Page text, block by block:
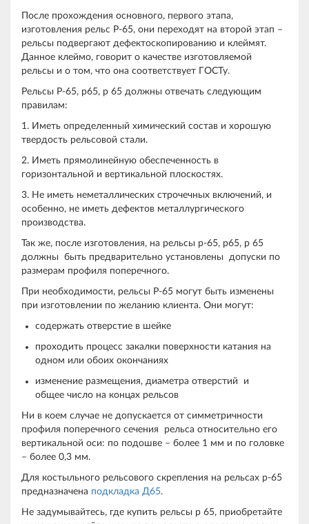
После прохождения основного, первого этапа,
изготовления рельс Р-65, они переходят на второй этап –
рельсы подвергают дефектоскопированию и клеймят.
Данное клеймо, говорит о качестве изготовляемой
рельсы и о том, что она соответствует ГОСТу.
Рельсы Р-65, р65, р 65 должны отвечать следующим
правилам:
1. Иметь определенный химический состав и хорошую
твердость рельсовой стали.
2. Иметь прямолинейную обеспеченность в
горизонтальной и вертикальной плоскостях.
3. Не иметь неметаллических строчечных включений, и
особенно, не иметь дефектов металлургического
производства.
Так же, после изготовления, на рельсы р-65, р65, р 65
должны быть предварительно установлены допуски по
размерам профиля поперечного.
При необходимости, рельсы Р-65 могут быть изменены
при изготовлении по желанию клиента. Они могут:
содержать отверстие в шейке
проходить процесс закалки поверхности катания на
одном или обоих окончаниях
изменение размещения, диаметра отверстий и
общее число на концах рельсов
Ни в коем случае не допускается от симметричности
профиля поперечного сечения рельса относительно его
вертикальной оси: по подошве – более 1 мм и по головке
– более 0,3 мм.
Для костыльного рельсового скрепления на рельсах р-65
предназначена подкладка Д65.
Не задумывайтесь, где купить рельсы р 65, приобретайте